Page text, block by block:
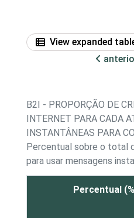
View expanded
B2I - PROPORÇÃO DE
INTERNET PARA CADA
INSTANTÂNEAS PARA
Percentual sobre o total
para usar mensagens
Percentual